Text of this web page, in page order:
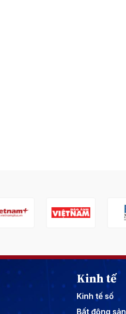
Kinh tế
Kinh tế số
Bất động sản